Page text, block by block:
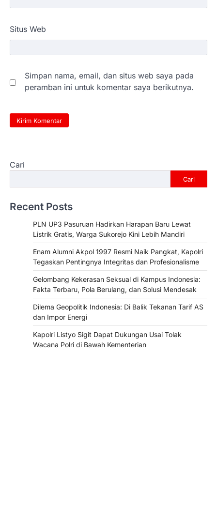
Situs Web
Simpan nama, email, dan situs web saya pada
peramban ini untuk komentar saya berikutnya.
Cari
Cari
Recent Posts
PLN UP3 Pasuruan Hadirkan Harapan Baru Lewat
Listrik Gratis, Warga Sukorejo Kini Lebih Mandiri
Enam Alumni Akpol 1997 Resmi Naik Pangkat, Kapolri
Tegaskan Pentingnya Integritas dan Profesionalisme
Gelombang Kekerasan Seksual di Kampus Indonesia:
Fakta Terbaru, Pola Berulang, dan Solusi Mendesak
Dilema Geopolitik Indonesia: Di Balik Tekanan Tarif AS
dan Impor Energi
Kapolri Listyo Sigit Dapat Dukungan Usai Tolak
Wacana Polri di Bawah Kementerian